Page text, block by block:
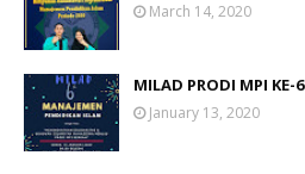
March 14, 2020
MILAD PRODI MPI KE-6
January 13, 2020